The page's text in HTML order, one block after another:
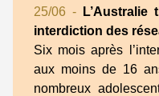
25/06 -
interdiction des
Six mois après
aux moins de 16
nombreux